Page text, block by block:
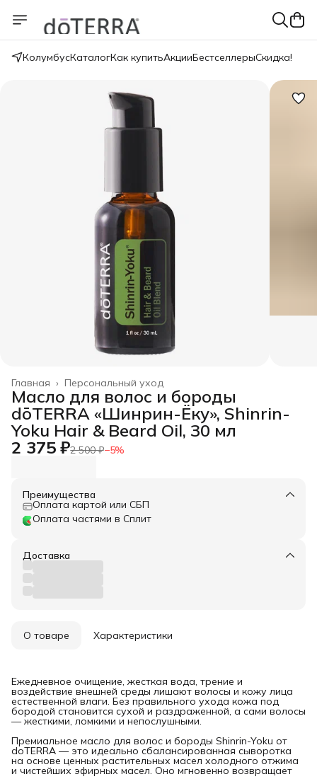
КолумбусКаталогКак купитьАкцииБестселлерыСкидка!
Персональный уход
Главная ›
Масло для волос и бороды
dōTERRA «Шинрин-Ёку», Shinrin-
Yoku Hair & Beard Oil, 30 мл
2 375 ₽2 500 ₽−5%
Преимущества
Оплата картой или СБП
Оплата частями в Сплит
Доставка
О товаре Характеристики
Ежедневное очищение, жесткая вода, трение и
воздействие внешней среды лишают волосы и кожу лица
естественной влаги. Без правильного ухода кожа под
бородой становится сухой и раздраженной, а сами волосы
— жесткими, ломкими и непослушными.
Премиальное масло для волос и бороды Shinrin-Yoku от
doTERRA — это идеально сбалансированная сыворотка
на основе ценных растительных масел холодного отжима
и чистейших эфирных масел. Оно мгновенно возвращает